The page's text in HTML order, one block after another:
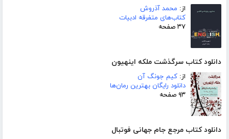
از: محمد آذروش
کتاب‌های متفرقه ادبیات
۳۷ صفحه
دانلود کتاب سرگذشت ملکه اینهیون
از: کیم جونگ آن
دانلود رایگان بهترین رمان‌ها
۹۳ صفحه
دانلود کتاب مرجع جام جهانی فوتبال